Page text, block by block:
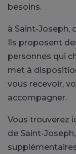
besoins.
à Saint-Joseph,
Ils proposent
personnes qui
met à
vous recevoir,
accompagner.
Vous trouverez
de Saint-